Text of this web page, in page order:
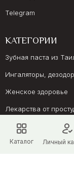
Каталог Личный
Telegram
КАТЕГОРИИ
Зубная паста из
Ингаляторы,
Женское здоровье
Лекарства от
Препараты для
Онкология, суставы